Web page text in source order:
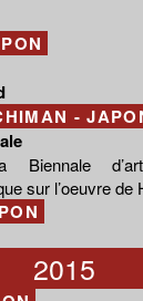
-
Biennale
sur l’oeuvre de
2015